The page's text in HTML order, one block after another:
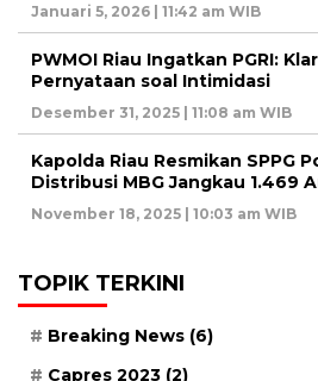
Januari 5, 2026 | 11:42 am WIB
PWMOI Riau Ingatkan PGRI:
Pernyataan soal Intimidasi
Desember 31, 2025 | 11:08 am WIB
Kapolda Riau Resmikan SPPG
Distribusi MBG Jangkau 1.469
November 18, 2025 | 10:03 am WIB
TOPIK TERKINI
Breaking News (6)
Capres 2023 (2)